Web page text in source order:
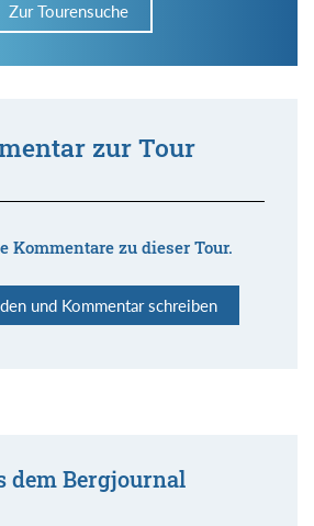
Zur Tourensuche
zur Tour
Kommentare zu dieser Tour.
und Kommentar schreiben
dem Bergjournal